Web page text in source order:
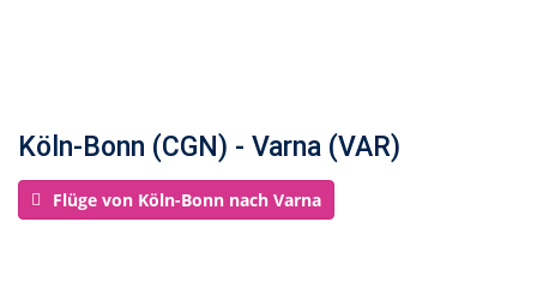
Köln-Bonn (CGN) - Varna (VAR)
Flüge von Köln-Bonn nach Varna